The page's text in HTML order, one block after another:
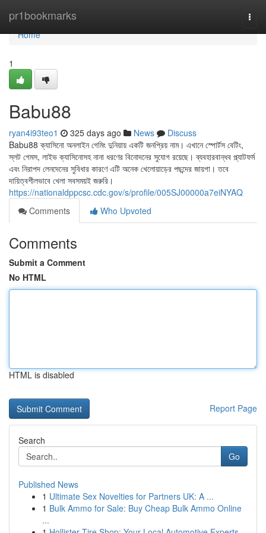
pr1bookmarks
Home
Home
1
Babu88
ryan4i93teo1 325 days ago News
Discuss
Babu88 ক্যাসিনো অনলাইন গেমিং দুনিয়ায় একটি জনপ্রিয় নাম। এখানে স্পোর্টস বেটিং,
স্লট গেমস, লাইভ ক্যাসিনোসহ নানা ধরণের বিনোদনের সুযোগ রয়েছে। ব্যবহারবান্ধব প্ল্যাটফর্ম
এবং নিরাপদ লেনদেনের সুবিধার কারণে এটি অনেক খেলোয়াড়ের পছন্দের জায়গা। তবে
দায়িত্বশীলভাবে খেলা সবসময়ই জরুরি।
https://nationaldppcsc.cdc.gov/s/profile/005SJ00000a7eiNYAQ
Comments
Who Upvoted
Comments
Submit a Comment
No HTML
HTML is disabled
Report Page
Search
Go
Published News
1 Ultimate Sex Novelties for Partners UK: A ...
1 Bulk Ammo for Sale: Buy Cheap Bulk Ammo Online
...